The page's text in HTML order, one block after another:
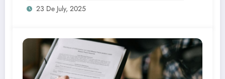
23 De July, 2025